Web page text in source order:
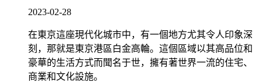
2023-02-28
在東京這座現代化城市中，有一個地方尤其令人印象深
刻，那就是東京港區白金高輪。這個區域以其高品位和
豪華的生活方式而聞名于世，擁有著世界一流的住宅、
商業和文化設施。